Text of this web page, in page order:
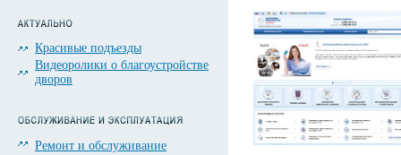
Красивые подъезды
Видеоролики о благоустройстве
дворов
Ремонт и обслуживание